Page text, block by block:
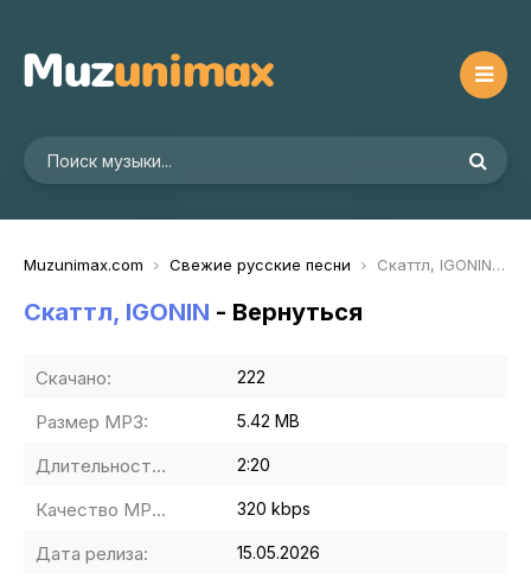
Muzunimax.com Свежие русские песни Скаттл, IGONIN - Вернуться
Скаттл, IGONIN - Вернуться
Скачано: 222
Размер MP3: 5.42 MB
Длительность MP3: 2:20
Качество MP3: 320 kbps
Дата релиза: 15.05.2026